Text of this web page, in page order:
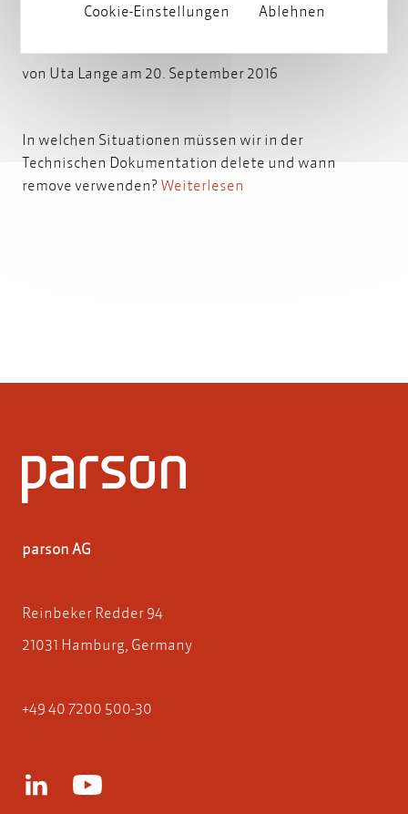
There is no life after delete
von Uta Lange am 20. September 2016
In welchen Situationen müssen wir in der
Technischen Dokumentation delete und wann
remove verwenden?Weiterlesen
parson AG
Reinbeker Redder 94
21031 Hamburg, Germany
+49 40 7200 500-30
Cookie-Einstellungen Ablehnen